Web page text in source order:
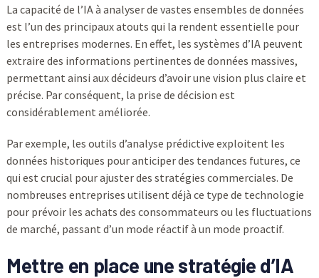
La capacité de l’IA à analyser de vastes ensembles de données
est l’un des principaux atouts qui la rendent essentielle pour
les entreprises modernes. En effet, les systèmes d’IA peuvent
extraire des informations pertinentes de données massives,
permettant ainsi aux décideurs d’avoir une vision plus claire et
précise. Par conséquent, la prise de décision est
considérablement améliorée.
Par exemple, les outils d’analyse prédictive exploitent les
données historiques pour anticiper des tendances futures, ce
qui est crucial pour ajuster des stratégies commerciales. De
nombreuses entreprises utilisent déjà ce type de technologie
pour prévoir les achats des consommateurs ou les fluctuations
de marché, passant d’un mode réactif à un mode proactif.
Mettre en place une stratégie d’IA